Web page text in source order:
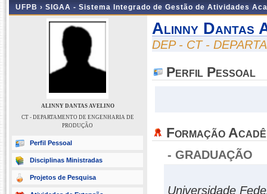
UFPB › SIGAA - Sistema Integrado de Gestão de Atividades
ALINNY DANTAS AVELINO
CT - DEPARTAMENTO DE ENGENHARIA DE
PRODUÇÃO
Perfil Pessoal
Disciplinas Ministradas
Projetos de Pesquisa
Alinny Dantas
DEP - CT -
Perfil Pessoal
Formação
- GRADUAÇÃO
Universidade